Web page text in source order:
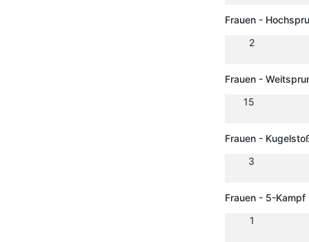
Frauen -
2
Frauen -
15
Frauen -
3
Frauen - 5-Kampf
1